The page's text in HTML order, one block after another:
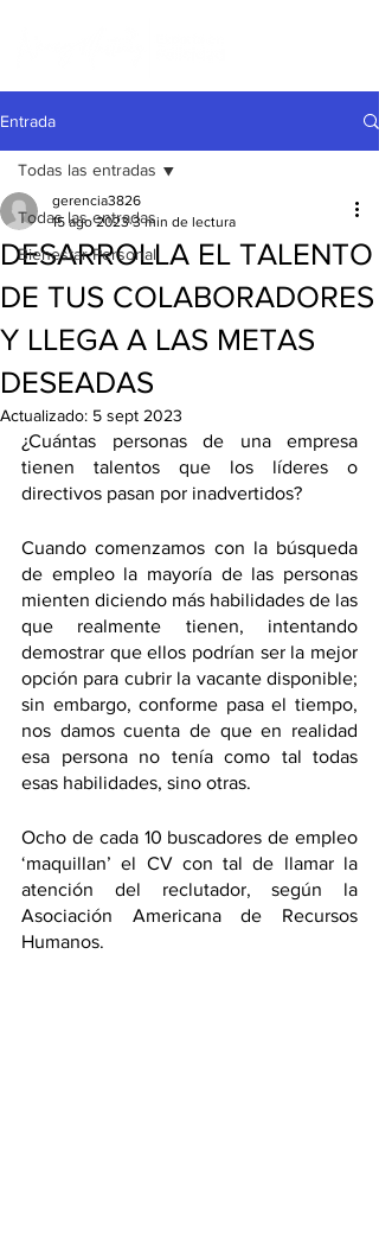
Entrada
Todas las entradas
Bienestar Personal
Todas las entradas
DESARROLLA EL TALENTO
DE TUS COLABORADORES
Y LLEGA A LAS METAS
DESEADAS
gerencia3826
15 ago 2023 3 min de lectura
Actualizado: 5 sept 2023
¿Cuántas personas de una empresa
tienen talentos que los líderes o
directivos pasan por inadvertidos?
Cuando comenzamos con la búsqueda
de empleo la mayoría de las personas
mienten diciendo más habilidades de las
que realmente tienen, intentando
demostrar que ellos podrían ser la mejor
opción para cubrir la vacante disponible;
sin embargo, conforme pasa el tiempo,
nos damos cuenta de que en realidad
esa persona no tenía como tal todas
esas habilidades, sino otras.
Ocho de cada 10 buscadores de empleo
‘maquillan’ el CV con tal de llamar la
atención del reclutador, según la
Asociación Americana de Recursos
Humanos.